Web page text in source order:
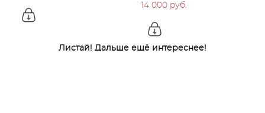
14 000 pуб.
Листай! Дальше ещё интереснее!